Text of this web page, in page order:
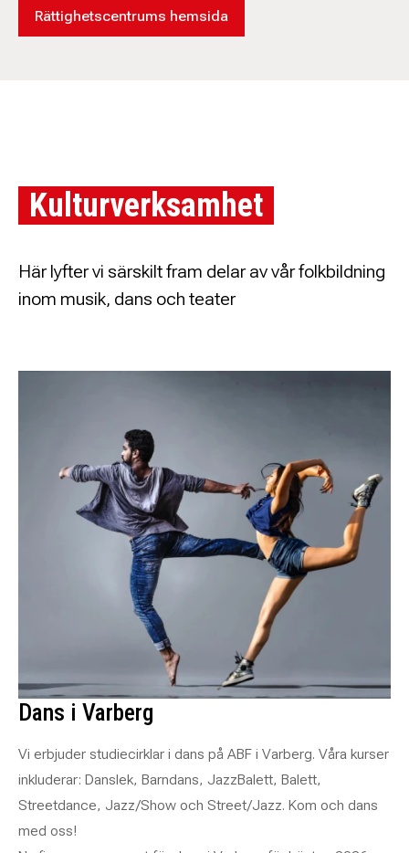
Rättighetscentrums hemsida
Kulturverksamhet
Här lyfter vi särskilt fram delar av vår folkbildning
inom musik, dans och teater
Dans i Varberg
Vi erbjuder studiecirklar i dans på ABF i Varberg. Våra kurser
inkluderar: Danslek, Barndans, JazzBalett, Balett,
Streetdance, Jazz/Show och Street/Jazz. Kom och dans
med oss!